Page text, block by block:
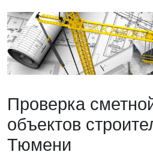
Проверка
объектов
Тюмени